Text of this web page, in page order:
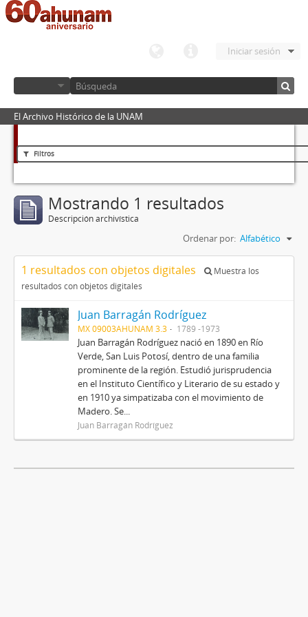
Iniciar sesión
El Archivo Histórico de la UNAM
Filtros
Mostrando 1 resultados
Descripción archivística
Ordenar por: Alfabético
1 resultados con objetos digitales
Muestra los
resultados con objetos digitales
Juan Barragán Rodríguez
MX 09003AHUNAM 3.3 1789 -1973
Juan Barragán Rodríguez nació en 1890 en Río
Verde, San Luis Potosí, dentro de una familia
prominente de la región. Estudió jurisprudencia
en el Instituto Científico y Literario de su estado y
en 1910 ya simpatizaba con el movimiento de
Madero. Se...
Juan Barragán Rodríguez